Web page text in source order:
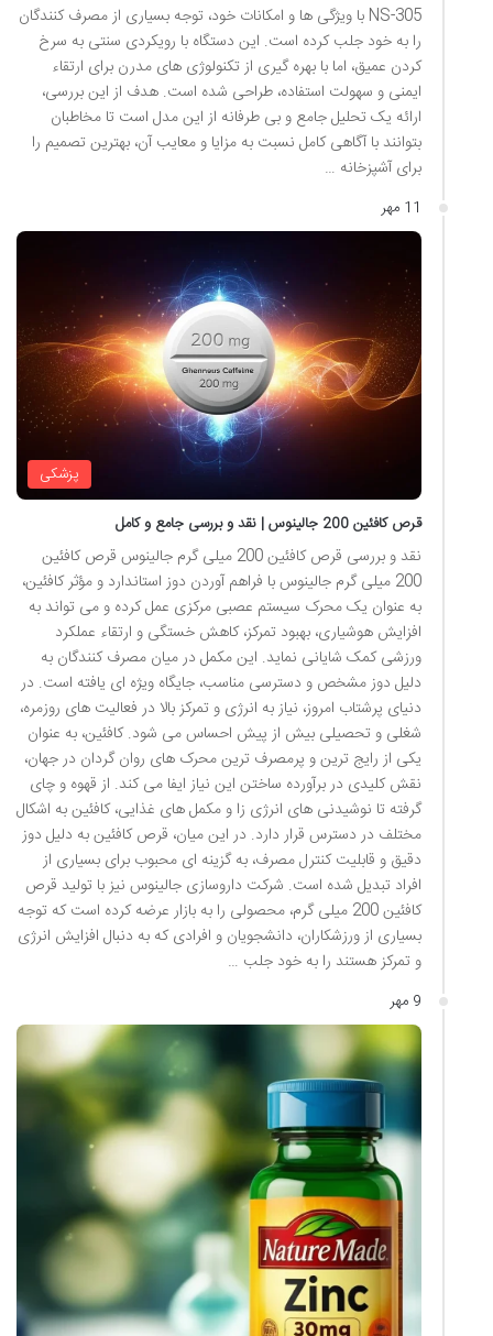
NS-305 با ویژگی ها و امکانات خود، توجه بسیاری از مصرف کنندگان
را به خود جلب کرده است. این دستگاه با رویکردی سنتی به سرخ
کردن عمیق، اما با بهره گیری از تکنولوژی های مدرن برای ارتقاء
ایمنی و سهولت استفاده، طراحی شده است. هدف از این بررسی،
ارائه یک تحلیل جامع و بی طرفانه از این مدل است تا مخاطبان
بتوانند با آگاهی کامل نسبت به مزایا و معایب آن، بهترین تصمیم را
برای آشپزخانه …
11 مهر
پزشکی
قرص کافئین 200 جالینوس | نقد و بررسی جامع و کامل
نقد و بررسی قرص کافئین 200 میلی گرم جالینوس قرص کافئین
200 میلی گرم جالینوس با فراهم آوردن دوز استاندارد و مؤثر کافئین،
به عنوان یک محرک سیستم عصبی مرکزی عمل کرده و می تواند به
افزایش هوشیاری، بهبود تمرکز، کاهش خستگی و ارتقاء عملکرد
ورزشی کمک شایانی نماید. این مکمل در میان مصرف کنندگان به
دلیل دوز مشخص و دسترسی مناسب، جایگاه ویژه ای یافته است. در
دنیای پرشتاب امروز، نیاز به انرژی و تمرکز بالا در فعالیت های روزمره،
شغلی و تحصیلی بیش از پیش احساس می شود. کافئین، به عنوان
یکی از رایج ترین و پرمصرف ترین محرک های روان گردان در جهان،
نقش کلیدی در برآورده ساختن این نیاز ایفا می کند. از قهوه و چای
گرفته تا نوشیدنی های انرژی زا و مکمل های غذایی، کافئین به اشکال
مختلف در دسترس قرار دارد. در این میان، قرص کافئین به دلیل دوز
دقیق و قابلیت کنترل مصرف، به گزینه ای محبوب برای بسیاری از
افراد تبدیل شده است. شرکت داروسازی جالینوس نیز با تولید قرص
کافئین 200 میلی گرم، محصولی را به بازار عرضه کرده است که توجه
بسیاری از ورزشکاران، دانشجویان و افرادی که به دنبال افزایش انرژی
و تمرکز هستند را به خود جلب …
9 مهر